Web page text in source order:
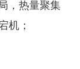
，热量聚集
机；